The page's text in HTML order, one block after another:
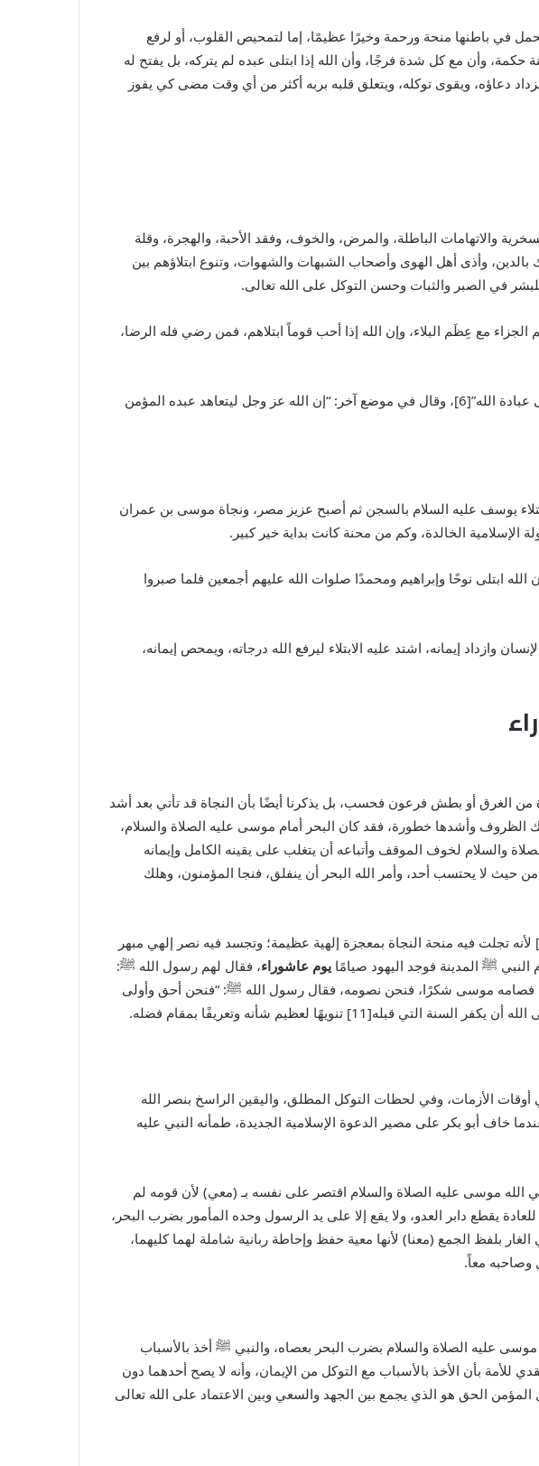
في باطنها منحة ورحمة وخيرًا عظيمًا، إما لتمحيص القلوب، أو لرفع
حكمة، وأن مع كل شدة فرجًا، وأن الله إذا ابتلى عبده لم يتركه، بل يفتح له
دعاؤه، ويقوى توكله، ويتعلق قلبه بربه أكثر من أي وقت مضى كي يفوز
والاتهامات الباطلة، والمرض، والخوف، وفقد الأحبة، والهجرة، وقلة
بالدين، وأذى أهل الهوى وأصحاب الشبهات والشهوات، وتنوع ابتلاؤهم بين
للبشر في الصبر والثبات وحسن التوكل على الله تعالى.
مع عِظَم البلاء، وإن الله إذا أحب قوماً ابتلاهم، فمن رضي فله الرضا،
وقال الفضيل: “لا يبلغ العبد حقيقة الإيمان حتى يُعد البلاء نعمة والرخاء مصيبة، وحتى لا يحب أن يُحمد على عبادة الله”[6]، وقال في موضع آخر: “إن الله عز وجل ليتعاهد عبده المؤمن
يوسف عليه السلام بالسجن ثم أصبح عزيز مصر، ونجاة موسى بن عمران
الإسلامية الخالدة، وكم من محنة كانت بداية خير كبير.
ابتلى نوحًا وإبراهيم ومحمدًا صلوات الله عليهم أجمعين فلما صبروا
وازداد إيمانه، اشتد عليه الابتلاء ليرفع الله درجاته، ويمحص إيمانه،
الغرق أو بطش فرعون فحسب، بل يذكرنا أيضًا بأن النجاة قد تأتي بعد أشد
الظروف وأشدها خطورة، فقد كان البحر أمام موسى عليه الصلاة والسلام،
والسلام لخوف الموقف وأتباعه أن يتغلب على يقينه الكامل وإيمانه
لا يحتسب أحد، وأمر الله البحر أن ينفلق، فنجا المؤمنون، وهلك
وكان هذا اليوم العظيم من أيام الله؛ كما قال النبي عليه الصلاة والسلام: “إن عاشوراء يوم من أيام الله[9] لأنه تجلت فيه منحة النجاة بمعجزة إلهية عظيمة؛ وتجسد فيه نصر إلهي مبهر
النبي ﷺ المدينة فوجد اليهود صيامًا يوم عاشوراء، فقال لهم رسول الله ﷺ:
فصامه موسى شكرًا، فنحن نصومه، فقال رسول الله ﷺ: “فنحن أحق وأولى
الأزمات، وفي لحظات التوكل المطلق، واليقين الراسخ بنصر الله
ذروة الخوف قال نبي الله موسى عليه السلام: ﴿كَلَّا إِنَّ مَعِيَ رَبِّي سَيَهْدِينِ﴾ [الشعراء: 62]، وعندما خاف أبو بكر على مصير الدعوة الإسلامية الجديدة، طمأنه النبي عليه
الله موسى عليه الصلاة والسلام اقتصر على نفسه بـ (معي) لأن قومه لم
يقطع دابر العدو، ولا يقع إلا على يد الرسول وحده المأمور بضرب البحر،
بلفظ الجمع (معنا) لأنها معية حفظ وإحاطة ربانية شاملة لهما كليهما،
وصاحبه معاً.
موسى عليه الصلاة والسلام بضرب البحر بعصاه، والنبي ﷺ أخذ بالأسباب
للأمة بأن الأخذ بالأسباب مع التوكل من الإيمان، وأنه لا يصح أحدهما دون
المؤمن الحق هو الذي يجمع بين الجهد والسعي وبين الاعتماد على الله تعالى